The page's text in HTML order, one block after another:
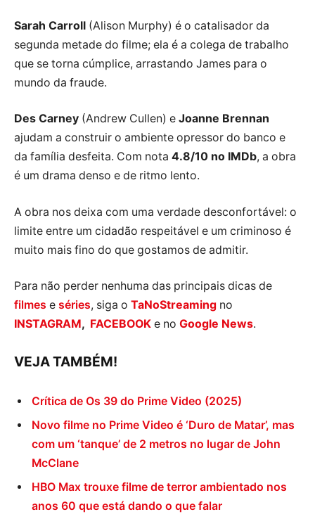
Sarah Carroll (Alison Murphy) é o catalisador da
segunda metade do filme; ela é a colega de trabalho
que se torna cúmplice, arrastando James para o
mundo da fraude.
Des Carney (Andrew Cullen) e Joanne Brennan
ajudam a construir o ambiente opressor do banco e
da família desfeita. Com nota 4.8/10 no IMDb, a obra
é um drama denso e de ritmo lento.
A obra nos deixa com uma verdade desconfortável: o
limite entre um cidadão respeitável e um criminoso é
muito mais fino do que gostamos de admitir.
Para não perder nenhuma das principais dicas de
filmes e séries, siga o TaNoStreaming no
INSTAGRAM, FACEBOOK e no Google News.
VEJA TAMBÉM!
Crítica de Os 39 do Prime Video (2025)
Novo filme no Prime Video é ‘Duro de Matar’, mas
com um ‘tanque’ de 2 metros no lugar de John
McClane
HBO Max trouxe filme de terror ambientado nos
anos 60 que está dando o que falar